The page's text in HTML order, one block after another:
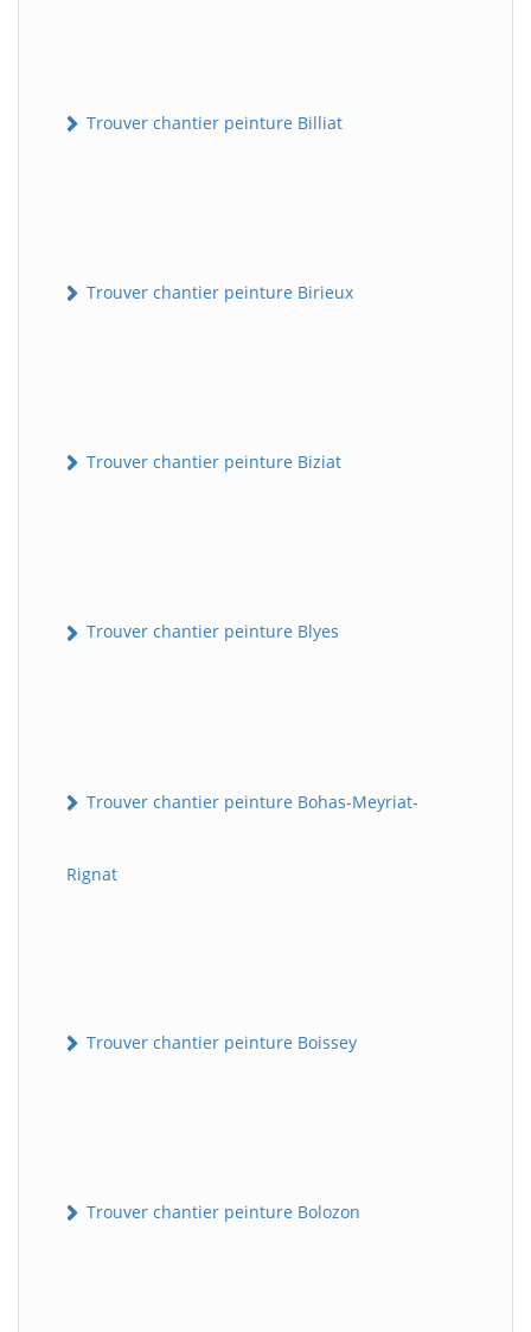
Trouver chantier peinture Billiat
Trouver chantier peinture Birieux
Trouver chantier peinture Biziat
Trouver chantier peinture Blyes
Trouver chantier peinture Bohas-Meyriat-
Rignat
Trouver chantier peinture Boissey
Trouver chantier peinture Bolozon